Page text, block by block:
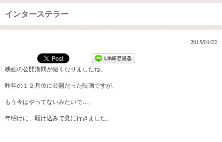
インターステラー
2015/01/22
映画の公開期間が短くなりましたね。
昨年の１２月位に公開だった映画ですが、
もう今はやってないみたいで…。
年明けに、駆け込みで見に行きました。